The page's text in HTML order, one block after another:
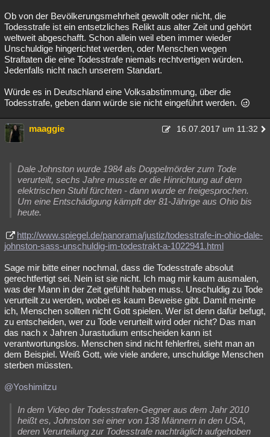
Ob von der Bevölkerungsmehrheit gewollt oder nicht, die
Todesstrafe ist ein entsetzliches Relikt aus alter Zeit und gehört
weltweit abgeschafft. Schon allein weil eben immer wieder
Unschuldige hingerichtet werden, oder Menschen wegen
Straftaten die eine Todesstrafe niemals rechtvertigen würden.
Jedenfalls nicht nach unserem Standart.
Würde es in Deutschland eine Volksabstimmung, über die
Todesstrafe, geben dann würde sie nicht eingeführt werden.
maaggie 16.07.2017 um 11:32
Dale Johnston wurde 1984 als Doppelmörder zum Tode
verurteilt, sechs Jahre musste er die Hinrichtung auf dem
elektrischen Stuhl fürchten - dann wurde er freigesprochen.
Um eine Entschädigung kämpft der 81-Jährige aus Ohio bis
heute.
http://www.spiegel.de/panorama/justiz/todesstrafe-in-ohio-dale-
johnston-sass-unschuldig-im-todestrakt-a-1022941.html
Sage mir bitte einer nochmal, dass die Todesstrafe absolut
gerechtfertigt sei. Nein ist sie nicht. Ich mag mir kaum ausmalen,
was der Mann in der Zeit gefühlt haben muss. Unschuldig zu Tode
verurteilt zu werden, wobei es kaum Beweise gibt. Damit meinte
ich, Menschen sollten nicht Gott spielen. Wer ist denn dafür befugt,
zu entscheiden, wer zu Tode verurteilt wird oder nicht? Das man
das nach x Jahren Jurastudium entscheiden kann ist
verantwortungslos. Menschen sind nicht fehlerfrei, sieht man an
dem Beispiel. Weiß Gott, wie viele andere, unschuldige Menschen
sterben müssten.
@Yoshimitzu
In dem Video der Todesstrafen-Gegner aus dem Jahr 2010
heißt es, Johnston sei einer von 138 Männern in den USA,
deren Verurteilung zur Todesstrafe nachträglich aufgehoben